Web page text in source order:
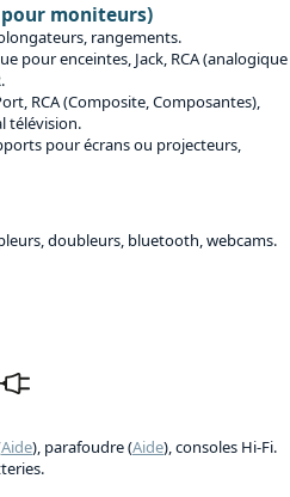
moniteurs)
rangements.
pour enceintes, Jack, RCA (analogique
RCA (Composite, Composantes),
télévision.
pour écrans ou projecteurs,
doubleurs, bluetooth, webcams.
Aide), parafoudre (Aide), consoles Hi-Fi.